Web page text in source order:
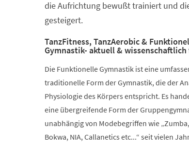
die Aufrichtung bewußt trainiert und
gesteigert.
TanzFitness, TanzAerobic &
Gymnastik- aktuell &
Die Funktionelle Gymnastik ist eine
traditionelle Form der Gymnastik, die der
Physiologie des Körpers entspricht. Es
eine übergreifende Form der
unabhängig von Modebegriffen wie
Bokwa, NIA, Callanetics etc...“ seit vielen